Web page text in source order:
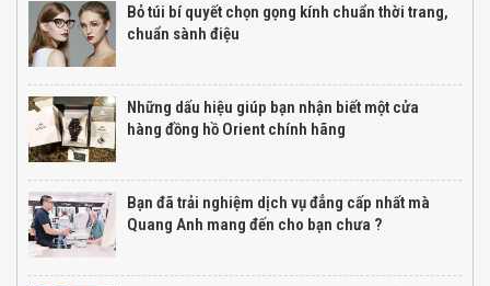
Bỏ túi bí quyết chọn gọng kính chuẩn thời trang,
chuẩn sành điệu
Những dấu hiệu giúp bạn nhận biết một cửa
hàng đồng hồ Orient chính hãng
Bạn đã trải nghiệm dịch vụ đẳng cấp nhất mà
Quang Anh mang đến cho bạn chưa ?